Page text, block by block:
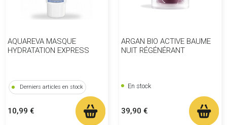
AQUAREVA MASQUE
HYDRATATION EXPRESS
Derniers articles en stock
Prix
10,99 €
ARGAN BIO ACTIVE BAUME
NUIT RÉGÉNÉRANT
En stock
Prix
39,90 €